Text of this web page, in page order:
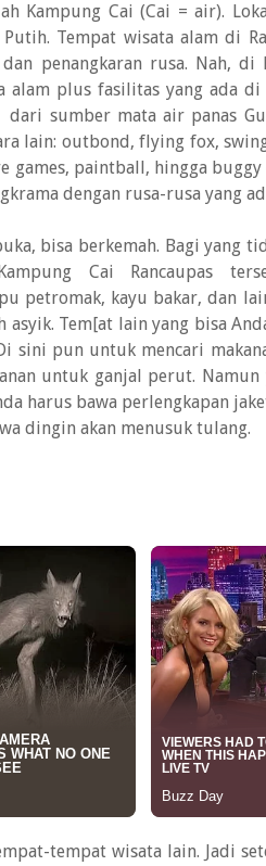
Kampung Cai (Cai = air).
Tempat wisata alam di
penangkaran rusa. Nah, di
alam plus fasilitas yang ada di
sumber mata air panas
lain: outbond, flying fox,
paintball, hingga buggy
dengan rusa-rusa yang
bisa berkemah. Bagi yang
Cai Rancaupas
petromak, kayu bakar, dan
Tem[at lain yang bisa
sini pun untuk mencari
untuk ganjal perut.
harus bawa perlengkapan
dingin akan menusuk tulang.
tempat wisata lain. Jadi